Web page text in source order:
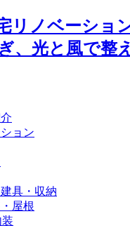
リノベーショ
、光と風で整
ョン
具・収納
屋根